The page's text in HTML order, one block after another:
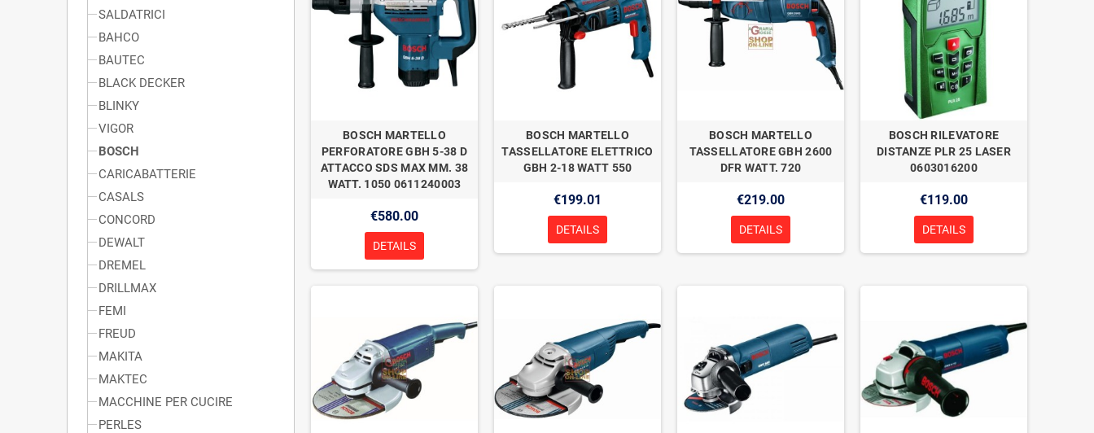
SALDATRICI
BAHCO
BAUTEC
BLACK DECKER
BLINKY
VIGOR
BOSCH
CARICABATTERIE
CASALS
CONCORD
DEWALT
DREMEL
DRILLMAX
FEMI
FREUD
MAKITA
MAKTEC
MACCHINE PER CUCIRE
PERLES
BOSCH MARTELLO
PERFORATORE GBH 5-38 D
ATTACCO SDS MAX MM. 38
WATT. 1050 0611240003
€580.00
DETAILS
BOSCH MARTELLO
TASSELLATORE ELETTRICO
GBH 2-18 WATT 550
€199.01
DETAILS
BOSCH MARTELLO
TASSELLATORE GBH 2600
DFR WATT. 720
€219.00
DETAILS
BOSCH RILEVATORE
DISTANZE PLR 25 LASER
0603016200
€119.00
DETAILS